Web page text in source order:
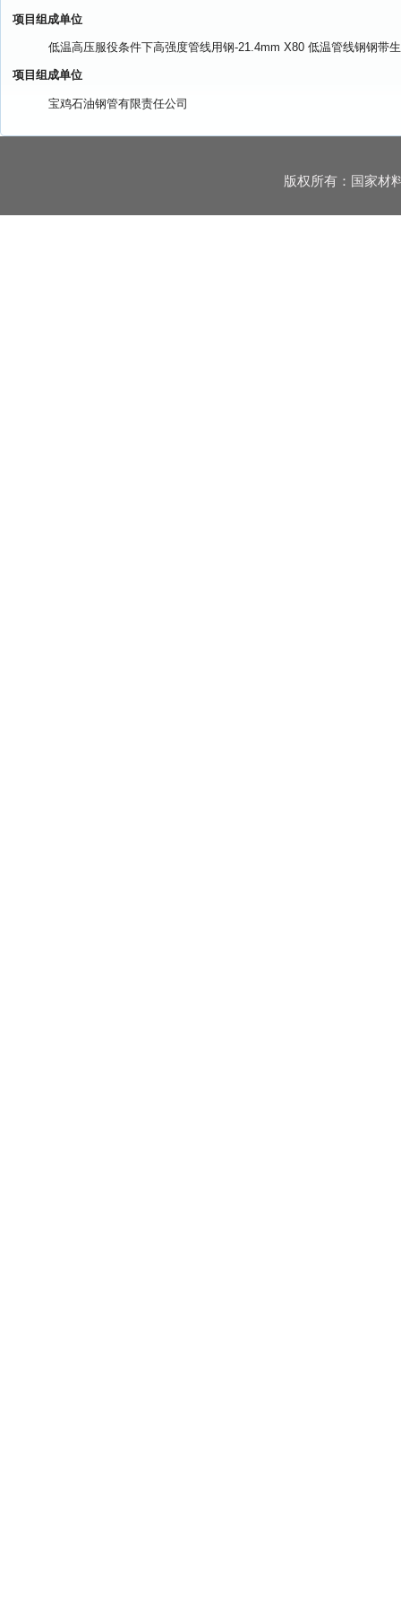
项目组成单位
低温高压服役条件下高强度管线用钢-21.4mm X80 低温管线钢钢带
项目组成单位
宝鸡石油钢管有限责任公司
版权所有：国家材